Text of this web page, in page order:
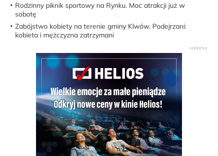
Rodzinny piknik sportowy na Rynku. Moc atrakcji już w
sobotę
Zabójstwo kobiety na terenie gminy Klwów. Podejrzani:
kobieta i mężczyzna zatrzymani